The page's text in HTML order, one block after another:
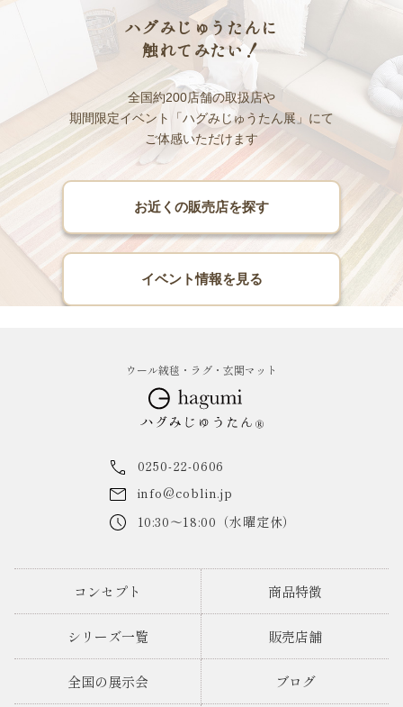
ハグみじゅうたんに
触れてみたい！
全国約200店舗の取扱店や
期間限定イベント「ハグみじゅうたん展」にて
ご体感いただけます
お近くの販売店を探す
イベント情報を見る
ウール絨毯・ラグ・玄関マット
0250-22-0606
info@coblin.jp
10:30～18:00（水曜定休）
コンセプト 商品特徴
シリーズ一覧 販売店舗
全国の展示会 ブログ